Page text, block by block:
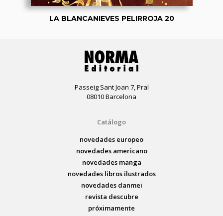
LA BLANCANIEVES PELIRROJA 20
Passeig Sant Joan 7, Pral
08010 Barcelona
Catálogo
novedades europeo
novedades americano
novedades manga
novedades libros ilustrados
novedades danmei
revista descubre
próximamente